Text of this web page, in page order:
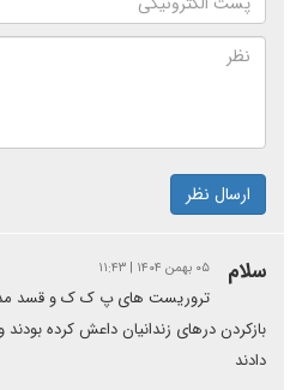
ارسال نظر
سلام ۰۵ بهمن ۱۴۰۴ | ۱۱:۴۳
تروریست های پ ک ک و قسد
بازکردن درهای زندانیان داعش کرده بودند
دادند